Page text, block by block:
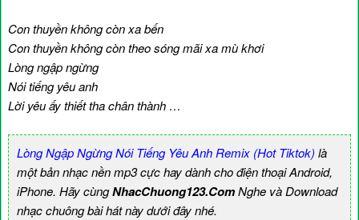
Con thuyền không còn xa bến
Con thuyền không còn theo sóng mãi xa mù khơi
Lòng ngập ngừng
Nói tiếng yêu anh
Lời yêu ấy thiết tha chân thành …
Lòng Ngập Ngừng Nói Tiếng Yêu Anh Remix (Hot Tiktok) là
một bản nhạc nền mp3 cực hay dành cho điện thoại Android,
iPhone. Hãy cùngNhacChuong123.ComNghe và Download
nhạc chuông bài hát này dưới đây nhé.